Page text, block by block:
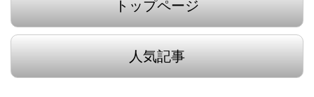
トップページ
人気記事